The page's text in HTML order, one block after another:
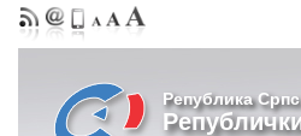
Република